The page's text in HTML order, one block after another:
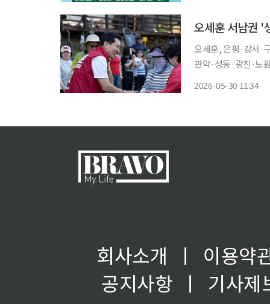
오세훈, 은평·강서·
관악·성동·광진·노원·
2026-05-30 11:34
회사소개 ㅣ
이용약
공지사항
ㅣ
기사제